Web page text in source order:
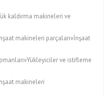
kaldırma makineleri ve
makineleri parçaları»İnşaat
ve istifleme
makineleri